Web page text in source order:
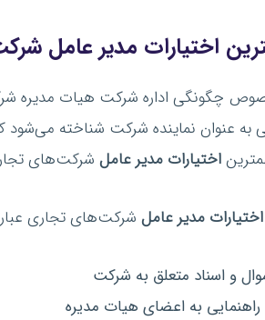
اختیارات مدیرعامل
چگونگی اداره شرکت هیات مدیره
به عنوان نماینده شرکت شناخته می‌شود
اختیارات مدیرعامل شرکت‌های
اختیارات مدیرعامل شرکت‌های تجاری
و اسناد متعلق به شرکت
راهنمایی به اعضای هیات مدیره